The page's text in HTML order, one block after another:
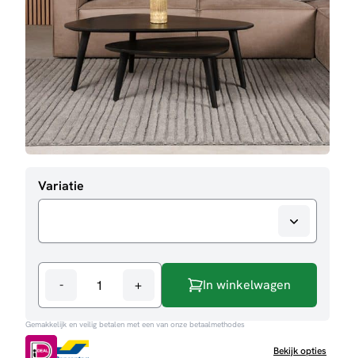
Variatie
-
Vloerkleed
Luxy
aantal
+ In winkelwagen
Gemakkelijk en veilig betalen met een van onze betaalmethodes
Bekijk opties